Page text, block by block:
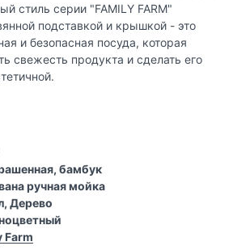
стиль серии "FAMILY FARM"
подставкой и крышкой - это
и безопасная посуда, которая
свежесть продукта и сделать его
бамбук
ручная мойка
Дерево
Farm